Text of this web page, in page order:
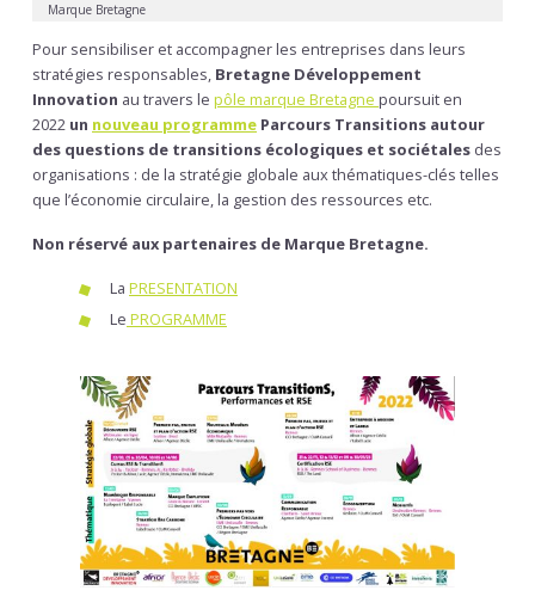
Marque Bretagne
Pour sensibiliser et accompagner les entreprises dans leurs
stratégies responsables, Bretagne Développement
Innovation au travers le pôle marque Bretagne poursuit en
2022 un nouveau programme Parcours Transitions autour
des questions de transitions écologiques et sociétales des
organisations : de la stratégie globale aux thématiques-clés telles
que l’économie circulaire, la gestion des ressources etc.
Non réservé aux partenaires de Marque Bretagne.
La PRESENTATION
Le PROGRAMME